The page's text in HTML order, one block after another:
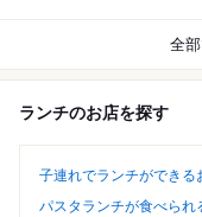
全
ランチのお店を探す
子連れでランチができる
パスタランチが食べられ